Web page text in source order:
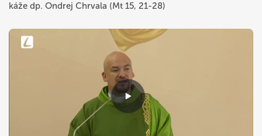
káže dp. Ondrej Chrvala (Mt 15, 21-28)